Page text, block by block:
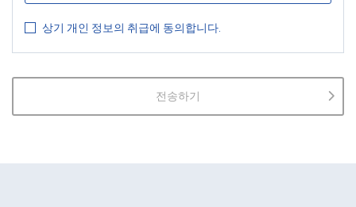
(General Rules), and other national guidelines for which compliance is
information of the Customers, etc., and use the information within the
scope of the purposes of use, except for cases that this procedure is
상기 개인 정보의 취급에 동의합니다.
전송하기